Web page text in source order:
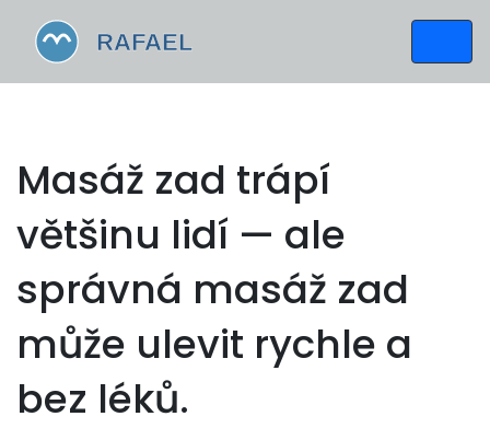
Masáž zad trápí
většinu lidí — ale
správná masáž zad
může ulevit rychle a
bez léků.